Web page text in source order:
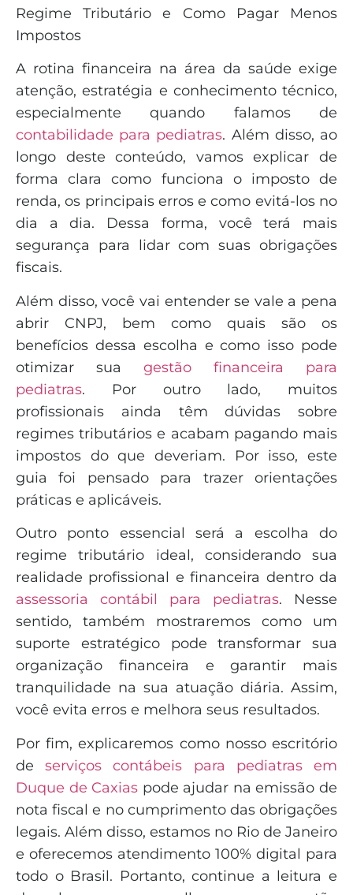
Regime Tributário e Como Pagar Menos
Impostos
A rotina financeira na área da saúde exige
atenção, estratégia e conhecimento técnico,
especialmente quando falamos de
contabilidade para pediatras. Além disso, ao
longo deste conteúdo, vamos explicar de
forma clara como funciona o imposto de
renda, os principais erros e como evitá-los no
dia a dia. Dessa forma, você terá mais
segurança para lidar com suas obrigações
fiscais.
Além disso, você vai entender se vale a pena
abrir CNPJ, bem como quais são os
benefícios dessa escolha e como isso pode
otimizar sua gestão financeira para
pediatras. Por outro lado, muitos
profissionais ainda têm dúvidas sobre
regimes tributários e acabam pagando mais
impostos do que deveriam. Por isso, este
guia foi pensado para trazer orientações
práticas e aplicáveis.
Outro ponto essencial será a escolha do
regime tributário ideal, considerando sua
realidade profissional e financeira dentro da
assessoria contábil para pediatras. Nesse
sentido, também mostraremos como um
suporte estratégico pode transformar sua
organização financeira e garantir mais
tranquilidade na sua atuação diária. Assim,
você evita erros e melhora seus resultados.
Por fim, explicaremos como nosso escritório
deserviços contábeis para pediatras em
Duque de Caxias pode ajudar na emissão de
nota fiscal e no cumprimento das obrigações
legais. Além disso, estamos no Rio de Janeiro
e oferecemos atendimento 100% digital para
todo o Brasil. Portanto, continue a leitura e